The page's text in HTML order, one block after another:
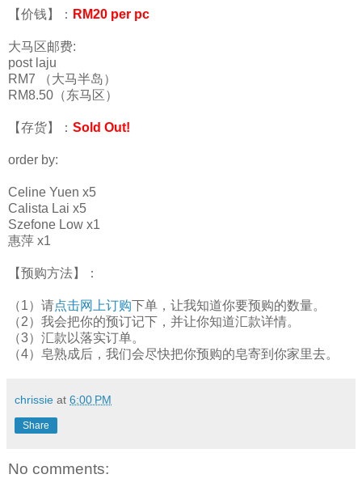
【价钱】： RM20 per pc
大马区邮费:
post laju
RM7 （大马半岛）
RM8.50（东马区）
【存货】： Sold Out!
order by:
Celine Yuen x5
Calista Lai x5
Szefone Low x1
惠萍 x1
【预购方法】：
（1）请点击网上订购下单，让我知道你要预购的数量。
（2）我会把你的预订记下，并让你知道汇款详情。
（3）汇款以落实订单。
（4）皂熟成后，我们会尽快把你预购的皂寄到你家里去。
chrissie at 6:00 PM
Share
No comments: